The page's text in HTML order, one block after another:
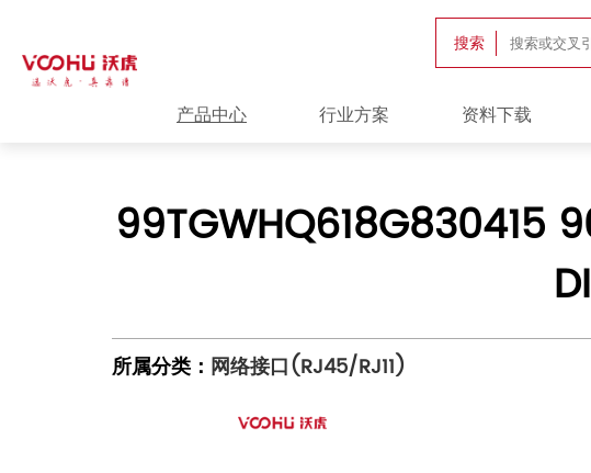
搜索
产品中心 行业方案 资料下载
99TGWHQ618G830415
所属分类： 网络接口(RJ45/RJ11)